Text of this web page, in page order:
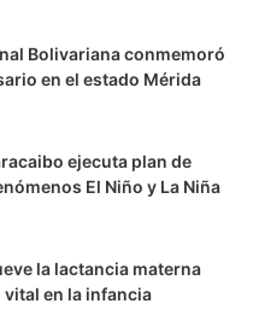
Bolivariana conmemoró
en el estado Mérida
ejecuta plan de
El Niño y La Niña
la lactancia materna
en la infancia